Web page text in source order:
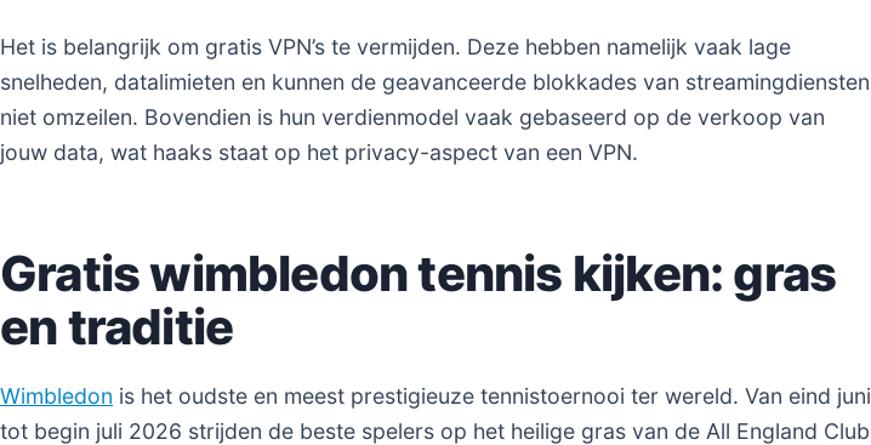
Het is belangrijk om gratis VPN’s te vermijden. Deze hebben namelijk vaak lage
snelheden, datalimieten en kunnen de geavanceerde blokkades van streamingdiensten
niet omzeilen. Bovendien is hun verdienmodel vaak gebaseerd op de verkoop van
jouw data, wat haaks staat op het privacy-aspect van een VPN.
Gratis wimbledon tennis kijken: gras
en traditie
Wimbledon is het oudste en meest prestigieuze tennistoernooi ter wereld. Van eind juni
tot begin juli 2026 strijden de beste spelers op het heilige gras van de All England Club